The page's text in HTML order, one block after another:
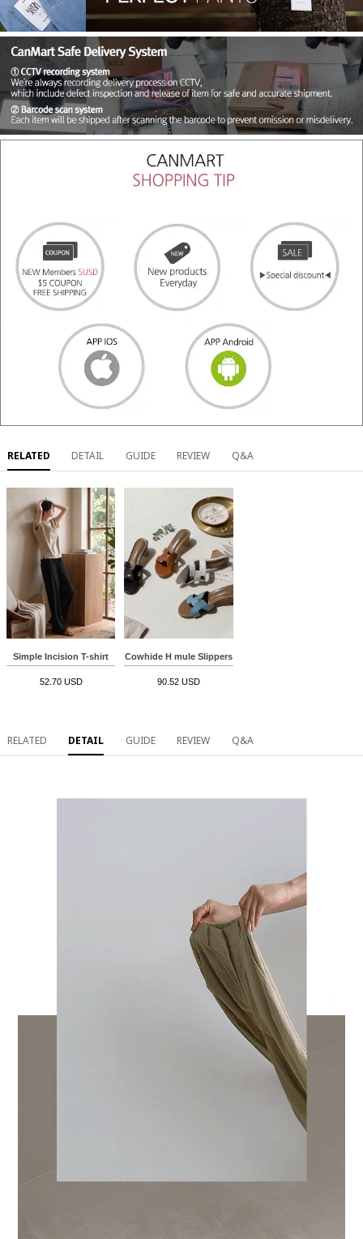
RELATED DETAIL GUIDE REVIEW Q&A
Simple Incision T-shirt
52.70 USD
Cowhide H mule Slippers
90.52 USD
RELATED DETAIL GUIDE REVIEW Q&A